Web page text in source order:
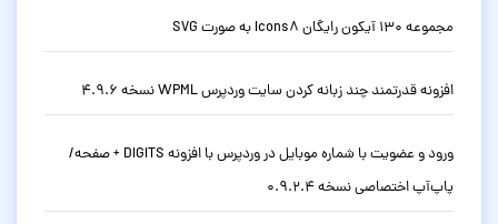
مجموعه 130 آیکون رایگان Icons8 به صورت SVG
افزونه قدرتمند چند زبانه کردن سایت وردپرس WPML نسخه 4.9.6
ورود و عضویت با شماره موبایل در وردپرس با افزونه DIGITS + صفحه/
پاپ‌آپ اختصاصی نسخه 0.9.2.4